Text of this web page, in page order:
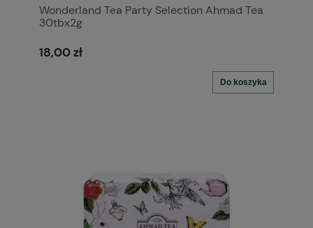
Wonderland Tea Party Selection Ahmad Tea
30tbx2g
18,00 zł
Do koszyka